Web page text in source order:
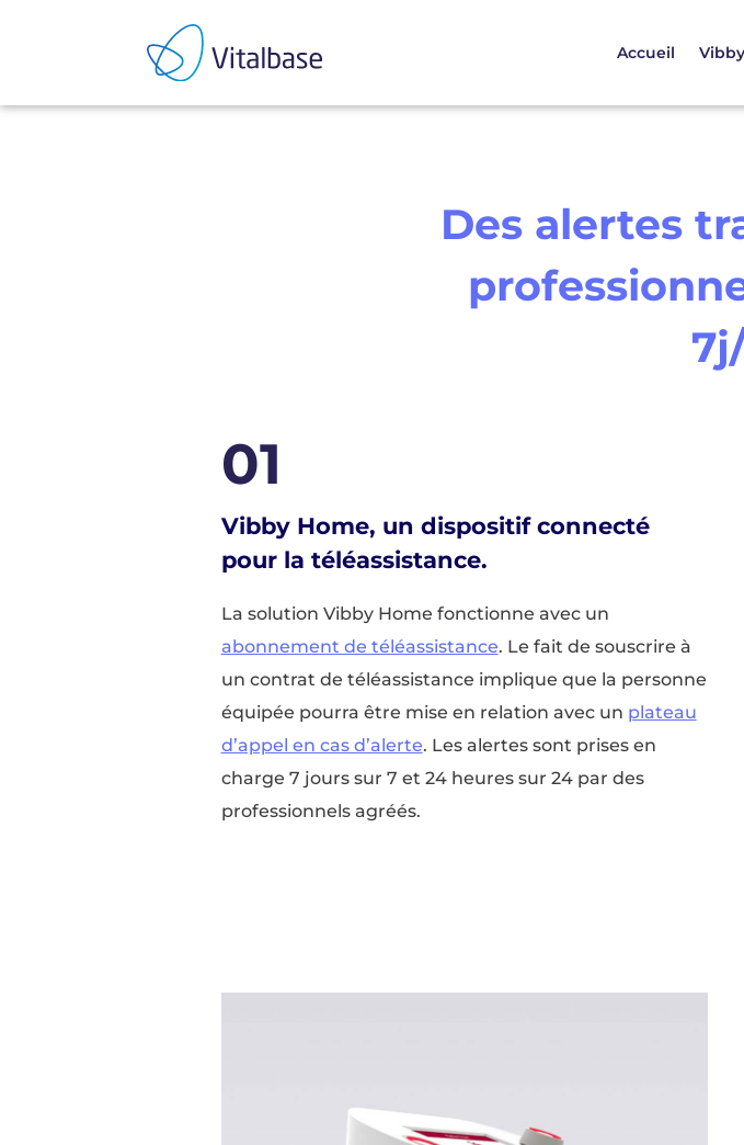
Accueil
Des alertes
01
Vibby Home, un dispositif connecté
pour la téléassistance.
La solution Vibby Home fonctionne avec un
abonnement de téléassistance. Le fait de souscrire à
un contrat de téléassistance implique que la personne
équipée pourra être mise en relation avec un plateau
d’appel en cas d’alerte. Les alertes sont prises en
charge 7 jours sur 7 et 24 heures sur 24 par des
professionnels agréés.